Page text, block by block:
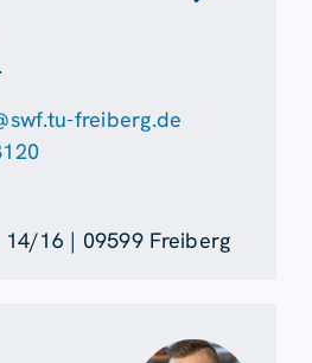
freiberg.de
16 | 09599 Freiberg